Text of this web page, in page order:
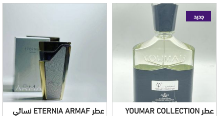
جديد
عطر YOUMAR COLLECTION
عطر ETERNIA ARMAF نسائي